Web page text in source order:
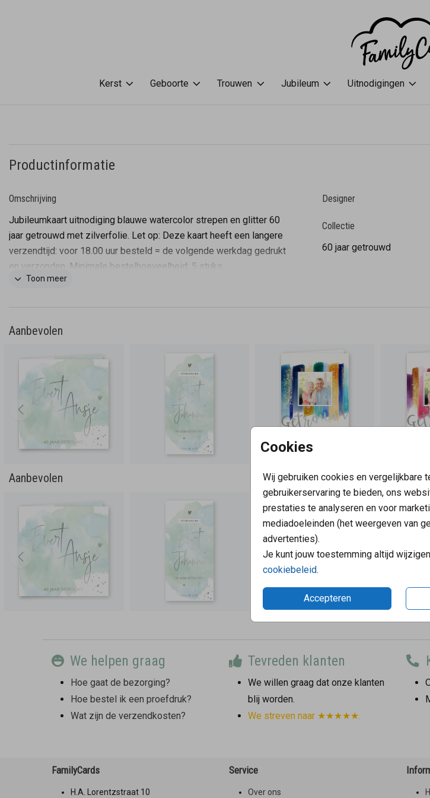
Kerst Geboorte Trouwen Jubileum Uitnodigingen
Cookies
Wij gebruiken cookies en vergelijkbare
gebruikerservaring te bieden, ons
prestaties te analyseren en voor
mediadoeleinden (het weergeven van
advertenties).
Je kunt jouw toestemming altijd
cookiebeleid.
Accepteren
Productinformatie
Omschrijving
Jubileumkaart uitnodiging blauwe watercolor strepen en glitter 60
jaar getrouwd met zilverfolie. Let op: Deze kaart heeft een langere
verzendtijd: voor 18.00 uur besteld = de volgende werkdag gedrukt
en verzonden. Minimale bestelhoeveelheid: 5 stuks.
Toon meer
Designer
Collectie
60 jaar getrouwd
Aanbevolen
Aanbevolen
We helpen graag
Hoe gaat de bezorging?
Hoe bestel ik een proefdruk?
Wat zijn de verzendkosten?
Tevreden klanten
We willen graag dat onze klanten
blij worden.
We streven naar ★★★★★.
FamilyCards
H.A. Lorentzstraat 10
Service
Over ons